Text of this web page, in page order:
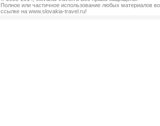
Полное или частичное использование любых материалов
ссылке на www.slovakia-travel.ru!